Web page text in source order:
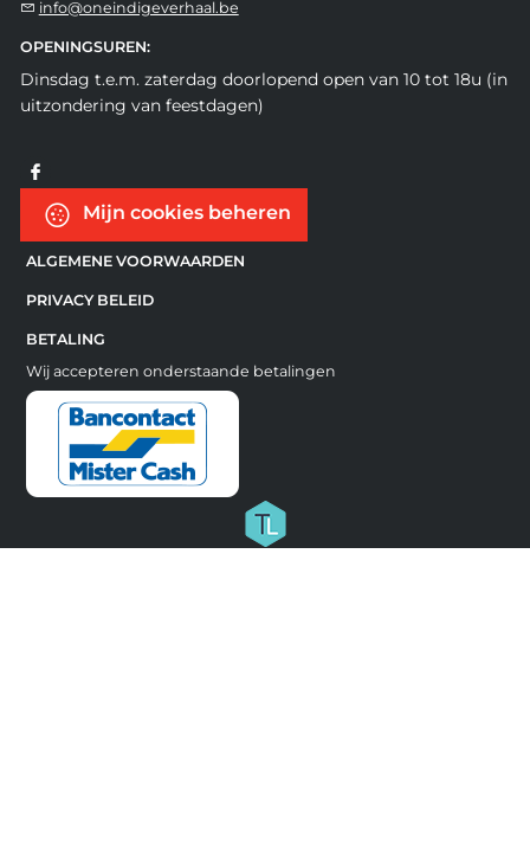
info@oneindigeverhaal.be
OPENINGSUREN:
Dinsdag t.e.m. zaterdag doorlopend open van 10 tot 18u (in
uitzondering van feestdagen)
Mijn cookies beheren
ALGEMENE VOORWAARDEN
PRIVACY BELEID
BETALING
Wij accepteren onderstaande betalingen